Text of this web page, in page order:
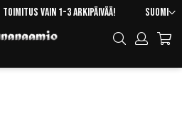
Skip
Content
Kieli
Suomi
| Toimitus vain 1-3 arkipäivää!
Hae